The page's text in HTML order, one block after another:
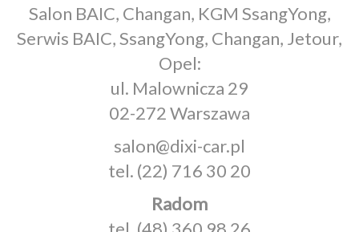
Salon BAIC, Changan, KGM SsangYong,
Serwis BAIC, SsangYong, Changan, Jetour,
Opel:
ul. Malownicza 29
02-272 Warszawa
salon@dixi-car.pl
tel. (22) 716 30 20
Radom